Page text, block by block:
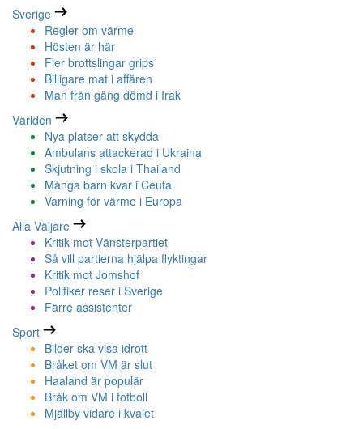
Sverige
Regler om värme
Hösten är här
Fler brottslingar grips
Billigare mat i affären
Man från gäng dömd i Irak
Världen
Nya platser att skydda
Ambulans attackerad i Ukraina
Skjutning i skola i Thailand
Många barn kvar i Ceuta
Varning för värme i Europa
Alla Väljare
Kritik mot Vänsterpartiet
Så vill partierna hjälpa flyktingar
Kritik mot Jomshof
Politiker reser i Sverige
Färre assistenter
Sport
Bilder ska visa idrott
Bråket om VM är slut
Haaland är populär
Bråk om VM i fotboll
Mjällby vidare i kvalet